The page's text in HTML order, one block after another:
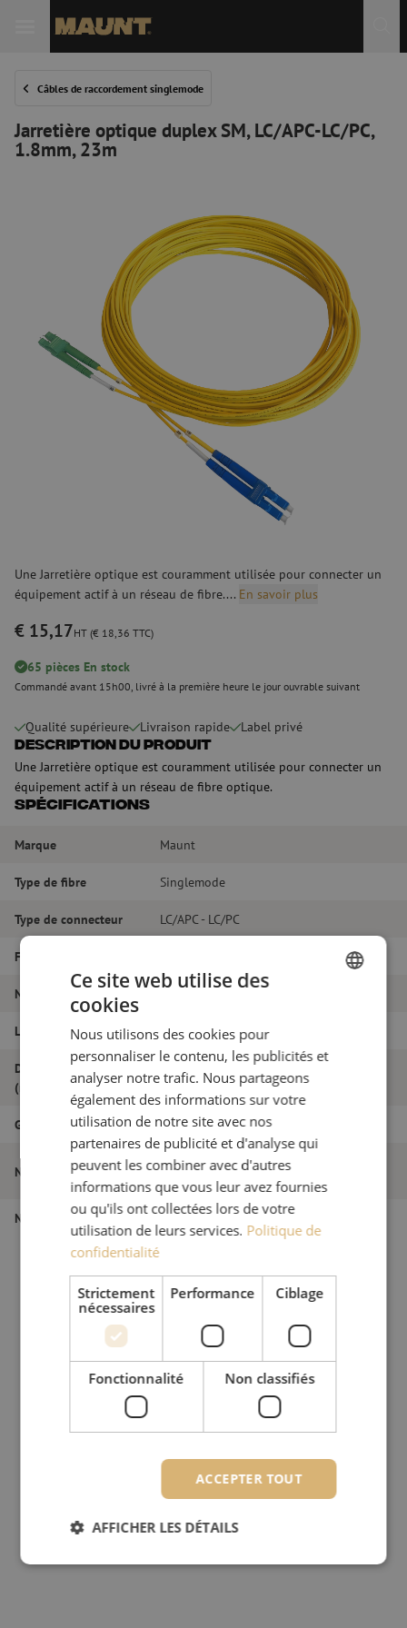
Câbles de raccordement singlemode
Jarretière optique duplex SM, LC/APC-LC/PC,
1.8mm, 23m
Une Jarretière optique est couramment utilisée pour connecter un
équipement actif à un réseau de fibre.... En savoir plus
€ 15,17HT (€ 18,36 TTC)
65 pièces En stock
Commandé avant 15h00, livré à la première heure le jour ouvrable suivant
Qualité supérieure Livraison rapide Label privé
Description du produit
Une Jarretière optique est couramment utilisée pour connecter un
équipement actif à un réseau de fibre optique.
Spécifications
Marque Maunt
Type de fibre Singlemode
Type de connecteur LC/APC - LC/PC
Fibretype
Nombre de fibres Duplex
Longueur 23m
Diamètre extérieur
(mm)
1.8
Grade B
Nom de l'article
Jarretière optique duplex SM, LC/APC-
LC/PC, 1.8mm, 23m
Numéro d'article M20000621
Ce site web utilise des
cookies
Nous utilisons des cookies pour
personnaliser le contenu, les publicités et
analyser notre trafic. Nous partageons
également des informations sur votre
utilisation de notre site avec nos
partenaires de publicité et d'analyse qui
peuvent les combiner avec d'autres
informations que vous leur avez fournies
ou qu'ils ont collectées lors de votre
utilisation de leurs services. Politique de
confidentialité
Strictement
nécessaires
Performance Ciblage
Fonctionnalité Non classifiés
ACCEPTER TOUT
AFFICHER LES DÉTAILS